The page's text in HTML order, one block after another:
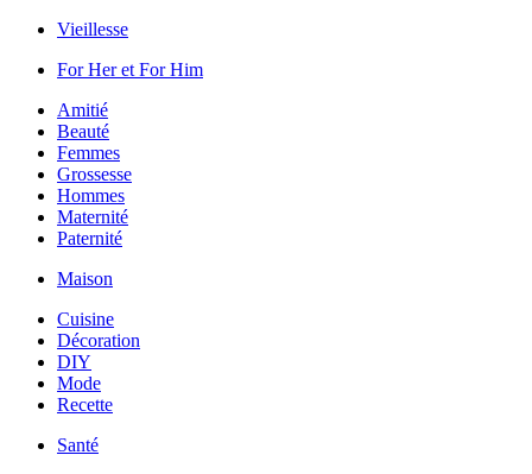
Vieillesse
For Her et For Him
Amitié
Beauté
Femmes
Grossesse
Hommes
Maternité
Paternité
Maison
Cuisine
Décoration
DIY
Mode
Recette
Santé